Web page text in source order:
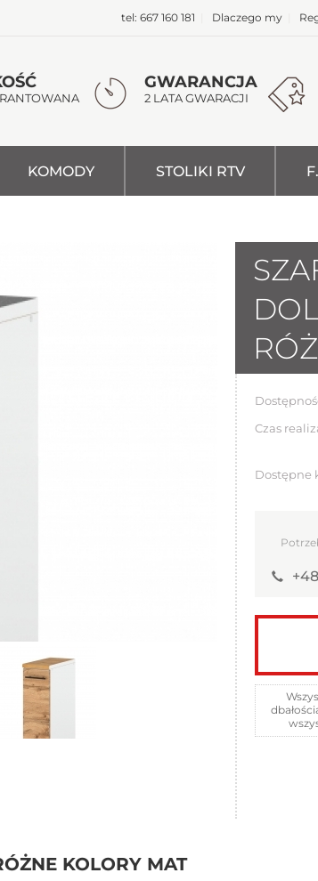
tel: 667 160 181 Dlaczego my
GWARANCJA
2 LATA GWARACJI
KOMODY STOLIKI RTV
Czas
Dostępne
KOLORY MAT